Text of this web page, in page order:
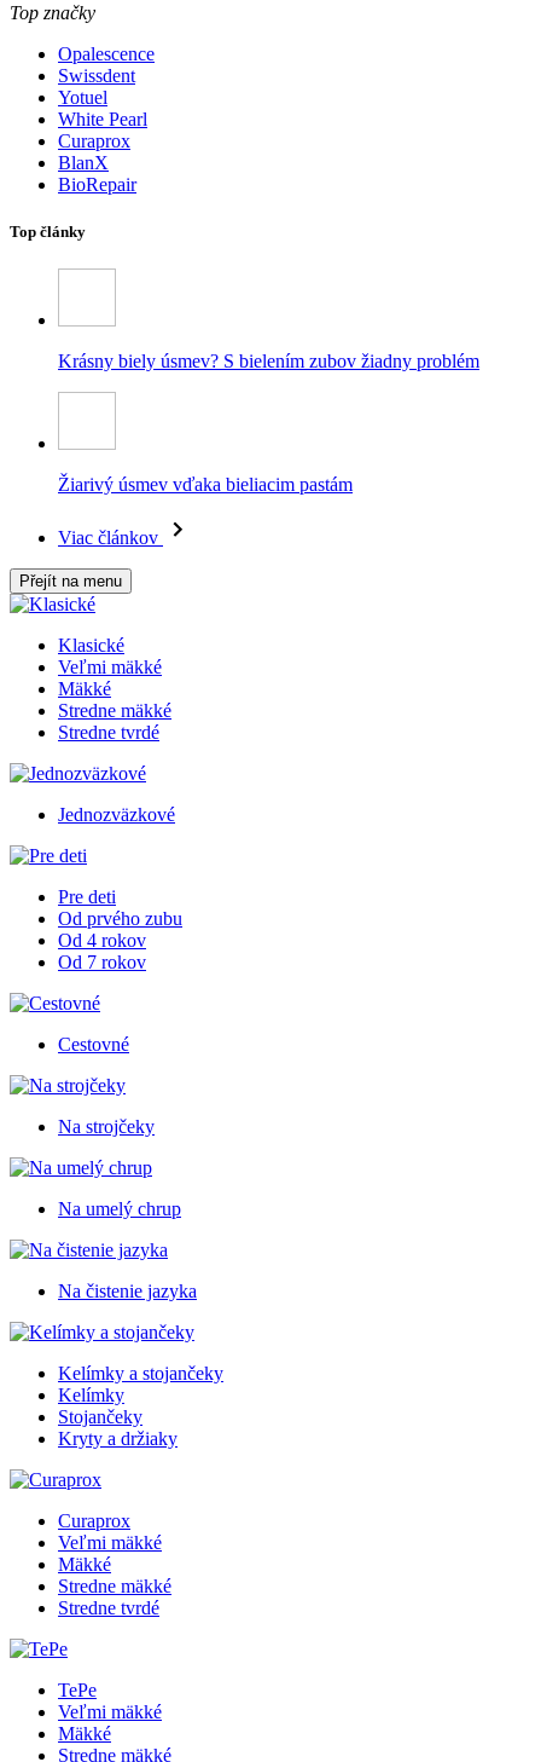
Top značky
Opalescence
Swissdent
Yotuel
White Pearl
Curaprox
BlanX
BioRepair
Top články
Krásny biely úsmev? S bielením zubov žiadny problém
Žiarivý úsmev vďaka bieliacim pastám
Viac článkov
Přejít na menu
Klasické
Veľmi mäkké
Mäkké
Stredne mäkké
Stredne tvrdé
Jednozväzkové
Pre deti
Od prvého zubu
Od 4 rokov
Od 7 rokov
Cestovné
Na strojčeky
Na umelý chrup
Na čistenie jazyka
Kelímky a stojančeky
Kelímky
Stojančeky
Kryty a držiaky
Curaprox
Veľmi mäkké
Mäkké
Stredne mäkké
Stredne tvrdé
TePe
Veľmi mäkké
Mäkké
Stredne mäkké